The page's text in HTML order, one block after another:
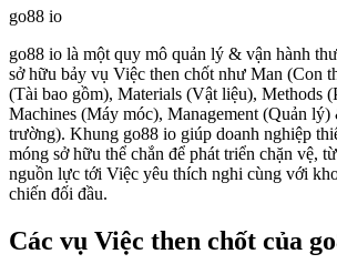
go88 io
go88 io là một quy mô quản lý & vận hành
sở hữu bảy vụ Việc then chốt như Man (Con
(Tài bao gồm), Materials (Vật liệu), Methods
Machines (Máy móc), Management (Quản
trường). Khung go88 io giúp doanh nghiệp
móng sở hữu thể chắn để phát triển chặn vệ,
nguồn lực tới Việc yêu thích nghi cùng với
chiến đối đầu.
Các vụ Việc then chốt của